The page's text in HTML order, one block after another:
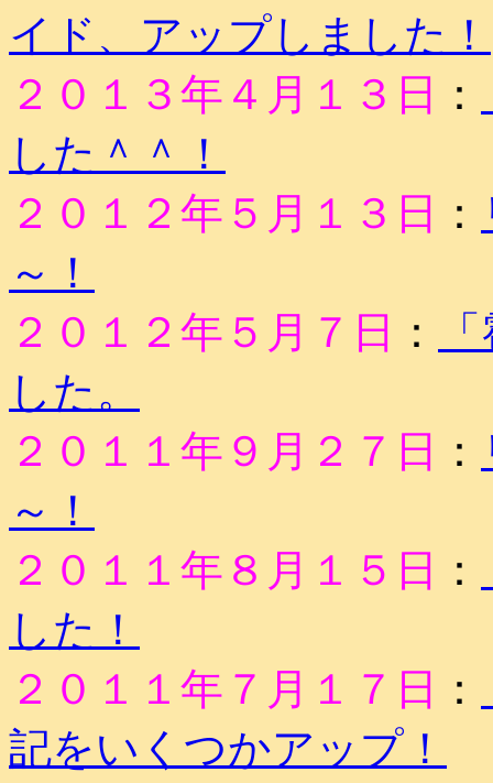
イド、アップしました！
２０１３年４月１３日
：
した＾＾！
２０１２年５月１３日
：
～！
２０１２年５月７日
：
した。
２０１１年９月２７日
：
～！
２０１１年８月１５日
：
した！
２０１１年７月１７日
：
記をいくつかアップ！